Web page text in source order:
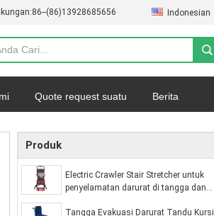
86--(86)13928685656 Indonesian
Quote request suatu Berita
Produk
Electric Crawler Stair Stretcher untuk
penyelamatan darurat di tangga dan
Tangga Evakuasi Darurat Tandu Kursi